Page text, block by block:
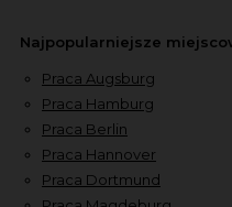
Najpopularniejsze
Praca Augsburg
Praca Hamburg
Praca Berlin
Praca Hannover
Praca Dortmund